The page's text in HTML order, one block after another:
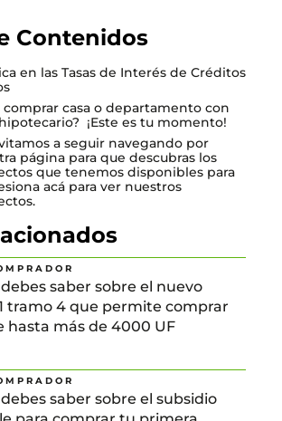
Contenidos
en las Tasas de Interés de Créditos
comprar casa o departamento con
¡Este es tu momento!
a seguir navegando por
página para que descubras los
que tenemos disponibles para
acá para ver nuestros
saber sobre el nuevo
tramo 4 que permite comprar
hasta más de 4000 UF
saber sobre el subsidio